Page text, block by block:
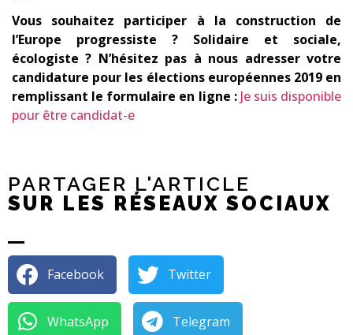
Vous souhaitez participer à la construction de
l’Europe progressiste ? Solidaire et sociale,
écologiste ? N’hésitez pas à nous adresser votre
candidature pour les élections européennes 2019 en
remplissant le formulaire en ligne : Je suis disponible
pour être candidat-e
PARTAGER L'ARTICLE
SUR LES RÉSEAUX SOCIAUX
Facebook Twitter
WhatsApp Telegram